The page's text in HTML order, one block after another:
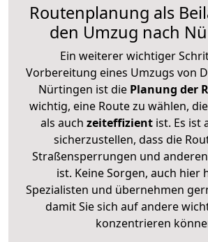
Routenplanung als
den Umzug nach
Ein weiterer wichtiger
Vorbereitung eines Umzugs von
Nürtingen ist diePlanung der
wichtig, eine Route zu wählen,
als auch zeiteffizientist. Es ist
sicherzustellen, dass die
Straßensperrungen und
ist. Keine Sorgen, auch hier
Spezialisten und übernehmen
damit Sie sich auf andere
konzentrieren